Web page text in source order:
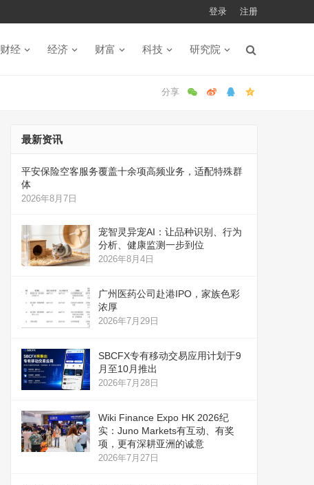
登录 注册
财经 经济 财富 科技 研究院
最新资讯
平安保险空客服务覆盖十余项高频业务，适配特殊群
体
2026年8月7日
宠智灵异宠AI：让品种识别、行为
分析、健康监测一步到位
2026年8月4日
广州医药公司赴港IPO，家族色彩
浓厚
2026年7月29日
SBCFX专有移动交易应用计划于9
月至10月推出
2026年7月28日
Wiki Finance Expo HK 2026纪
实：Juno Markets有互动、有奖
项，更有深耕亚洲的诚意
2026年7月27日